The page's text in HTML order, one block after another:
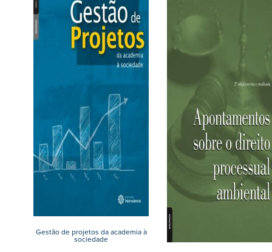
Gestão de projetos da academia à
sociedade